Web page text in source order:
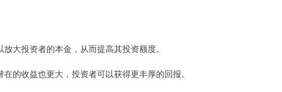
大投资者的本金，从而提高其投资额度。
的收益也更大，投资者可以获得更丰厚的回报。